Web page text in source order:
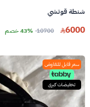
شنطة قوتشي
6000
10700 43% خصم
سعر قابل للتفاوض
تخفيضات كبرى